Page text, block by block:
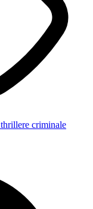
thrillere criminale